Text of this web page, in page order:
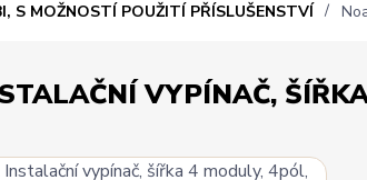
S MOŽNOSTÍ POUŽITÍ PŘÍSLUŠENSTVÍ
VYPÍNAČ,